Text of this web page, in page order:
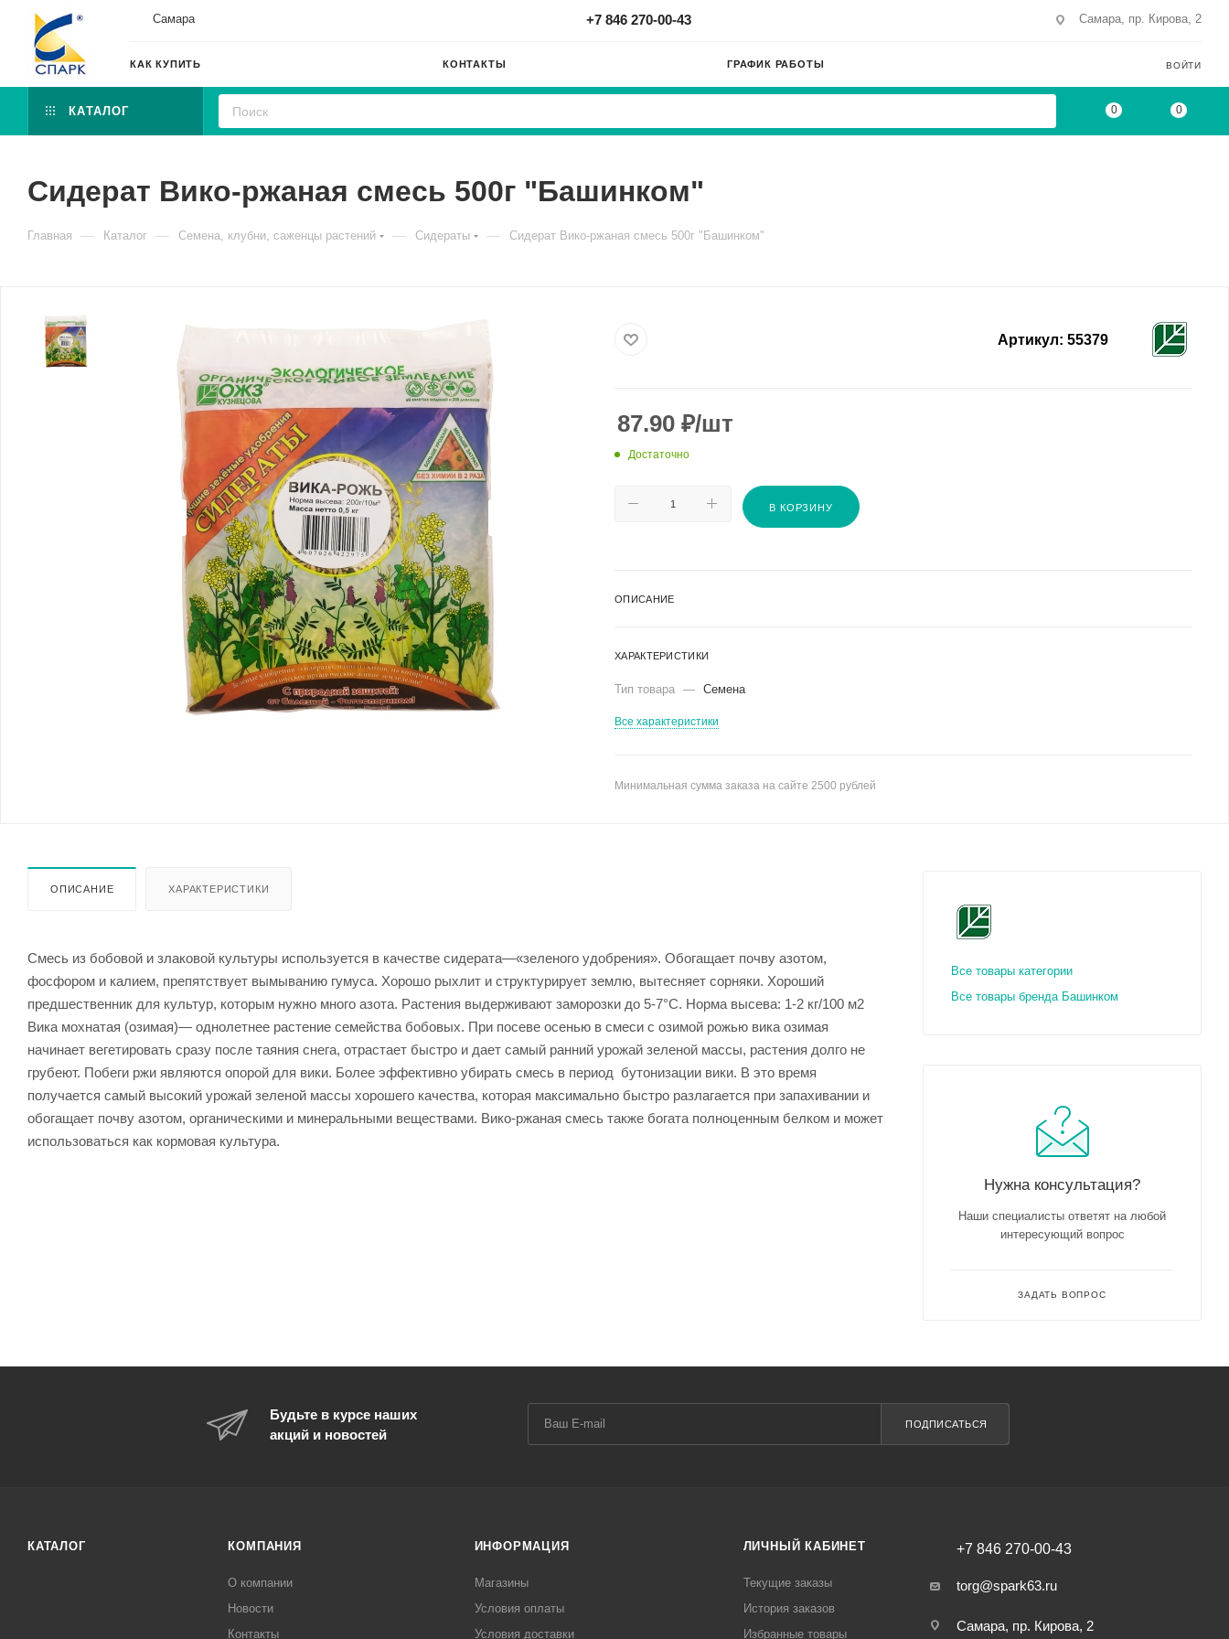
Самара +7 846 270-00-43 Самара, пр. Кирова, 2
КАК КУПИТЬ КОНТАКТЫ ГРАФИК РАБОТЫ ВОЙТИ
КАТАЛОГ 0 0
Сидерат Вико-ржаная смесь 500г "Башинком"
Главная — Каталог — Семена, клубни, саженцы растений — Сидераты — Сидерат Вико-ржаная смесь 500г "Башинком"
Артикул: 55379
87.90 ₽/шт
Достаточно
В КОРЗИНУ
ОПИСАНИЕ
ХАРАКТЕРИСТИКИ
Тип товара — Семена
Все характеристики
Минимальная сумма заказа на сайте 2500 рублей
ОПИСАНИЕ ХАРАКТЕРИСТИКИ
Смесь из бобовой и злаковой культуры используется в качестве сидерата—«зеленого удобрения». Обогащает почву азотом,
фосфором и калием, препятствует вымыванию гумуса. Хорошо рыхлит и структурирует землю, вытесняет сорняки. Хороший
предшественник для культур, которым нужно много азота. Растения выдерживают заморозки до 5-7°C. Норма высева: 1-2 кг/100 м2
Вика мохнатая (озимая)— однолетнее растение семейства бобовых. При посеве осенью в смеси с озимой рожью вика озимая
начинает вегетировать сразу после таяния снега, отрастает быстро и дает самый ранний урожай зеленой массы, растения долго не
грубеют. Побеги ржи являются опорой для вики. Более эффективно убирать смесь в период бутонизации вики. В это время
получается самый высокий урожай зеленой массы хорошего качества, которая максимально быстро разлагается при запахивании и
обогащает почву азотом, органическими и минеральными веществами. Вико-ржаная смесь также богата полноценным белком и может
использоваться как кормовая культура.
Все товары категории
Все товары бренда Башинком
Нужна консультация?
Наши специалисты ответят на любой
интересующий вопрос
ЗАДАТЬ ВОПРОС
Будьте в курсе наших
акций и новостей
ПОДПИСАТЬСЯ
КАТАЛОГ КОМПАНИЯ
О компании
Новости
Контакты
ИНФОРМАЦИЯ
Магазины
Условия оплаты
Условия доставки
ЛИЧНЫЙ КАБИНЕТ
Текущие заказы
История заказов
Избранные товары
+7 846 270-00-43
torg@spark63.ru
Самара, пр. Кирова, 2